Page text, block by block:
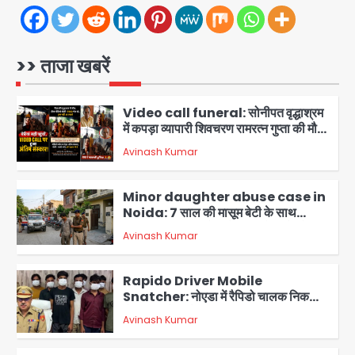
>> ताजा खबरें
2
Video call funeral: सोनीपत वृद्धाश्रम
संस्कार, भेजे ₹5100; अस्थियां लेने भी नहीं
3
Minor daughter abuse case in
Noida: 7 साल की मासूम बेटी के साथ
अश्लील हरकत करने वाले पिता को मां ने रंगेहाथ
पकड़ा, पुलिस ने किया गिरफ्तार
Avinash Kumar
4
Rapido Driver Mobile
Snatcher: नोएडा में रैपिडो चालक निकला
मोबाइल स्नैचर गैंग का मास्टरमाइंड, जीरा-बॉल
बेचने वालों को बेचता था चोरी के फोन; 8
Avinash Kumar
5
Dankaur accident: गंग नहर पटरी मार्ग
पर तेज रफ्तार कार ने ली पति-पत्नी की जान,
गांव में मातम
Avinash Kumar